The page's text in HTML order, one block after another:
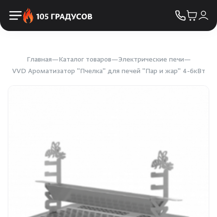
Освещение
Двери
Облицовка и порталы
SPA-оборудование
Главная Каталог товаров
Электрические печи
VVD Ароматизатор "Пчелка" для печей "Пар и жар" 4-6кВт